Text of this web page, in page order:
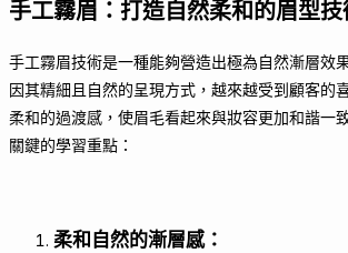
手工霧眉：打造自然柔和的眉型技
手工霧眉技術是一種能夠營造出極為自然漸層效
因其精細且自然的呈現方式，越來越受到顧客的
柔和的過渡感，使眉毛看起來與妝容更加和諧一
關鍵的學習重點：
柔和自然的漸層感：